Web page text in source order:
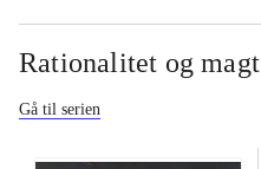
Rationalitet og magt
Gå til serien